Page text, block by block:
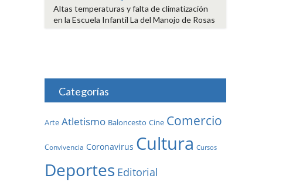
Altas temperaturas y falta de climatización
en la Escuela Infantil La del Manojo de Rosas
Categorías
Arte Atletismo Baloncesto Cine Comercio
Convivencia Coronavirus Cultura Cursos
Deportes Editorial